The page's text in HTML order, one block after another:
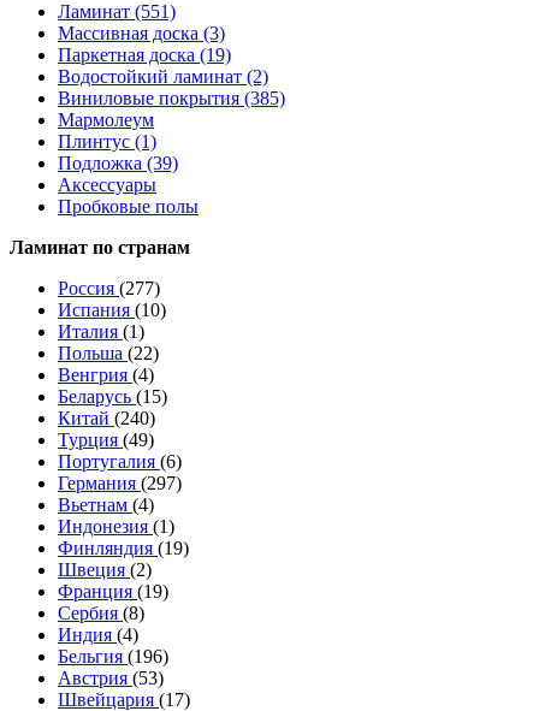
Ламинат (551)
Массивная доска (3)
Паркетная доска (19)
Водостойкий ламинат (2)
Виниловые покрытия (385)
Мармолеум
Плинтус (1)
Подложка (39)
Аксессуары
Пробковые полы
Ламинат по странам
Россия (277)
Испания (10)
Италия (1)
Польша (22)
Венгрия (4)
Беларусь (15)
Китай (240)
Турция (49)
Португалия (6)
Германия (297)
Вьетнам (4)
Индонезия (1)
Финляндия (19)
Швеция (2)
Франция (19)
Сербия (8)
Индия (4)
Бельгия (196)
Австрия (53)
Швейцария (17)